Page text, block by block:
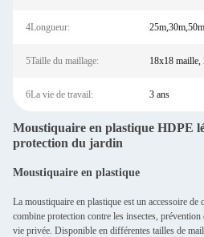
4Longueur:
5Taille du maillage: 18x18
6La vie de travail: 3 ans
Moustiquaire en plastique HDPE
protection du jardin
Moustiquaire en plastique
La moustiquaire en plastique est un accessoire
combine protection contre les insectes,
vie privée. Disponible en différentes tailles de